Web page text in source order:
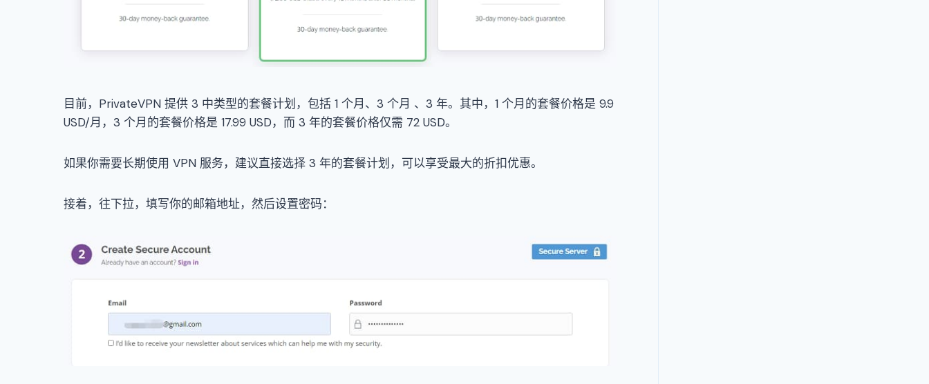
目前，PrivateVPN 提供 3 中类型的套餐计划，包括 1 个月、3 个月 、3 年。其中，1 个月的套餐价格是 9.9
USD/月，3 个月的套餐价格是 17.99 USD，而 3 年的套餐价格仅需 72 USD。
如果你需要长期使用 VPN 服务，建议直接选择 3 年的套餐计划，可以享受最大的折扣优惠。
接着，往下拉，填写你的邮箱地址，然后设置密码：